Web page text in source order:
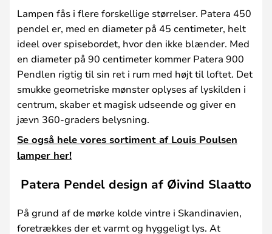
Lampen fås i flere forskellige størrelser. Patera 450
pendel er, med en diameter på 45 centimeter, helt
ideel over spisebordet, hvor den ikke blænder. Med
en diameter på 90 centimeter kommer Patera 900
Pendlen rigtig til sin ret i rum med højt til loftet. Det
smukke geometriske mønster oplyses af lyskilden i
centrum, skaber et magisk udseende og giver en
jævn 360-graders belysning.
Se også hele vores sortiment af Louis Poulsen
lamper her!
Patera Pendel design af Øivind Slaatto
På grund af de mørke kolde vintre i Skandinavien,
foretrækkes der et varmt og hyggeligt lys. At